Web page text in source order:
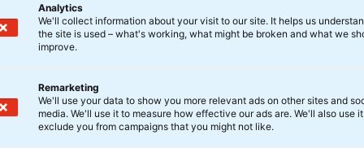
DK0060762896
DK0061533569 6,50
at de anførte tal for 2024 alene er foreløbige og
regnskab foreligger, og udbytterne er vedtaget på
Analytics
We'll collect information about your visit to our site. It helps us
the site is used – what's working, what might be broken and what we
improve.
Remarketing
We'll use your data to show you more relevant ads on other sites and
media. We'll use it to measure how effective our ads are. We'll also use
exclude you from campaigns that you might not like.